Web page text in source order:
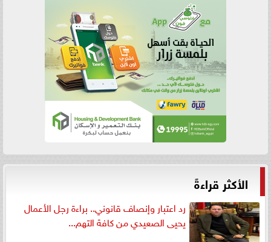
الأكثر قراءةً
رد اعتبار وإنصاف قانوني.. براءة رجل الأعمال
يحيى الصعيدي من كافة التهم...